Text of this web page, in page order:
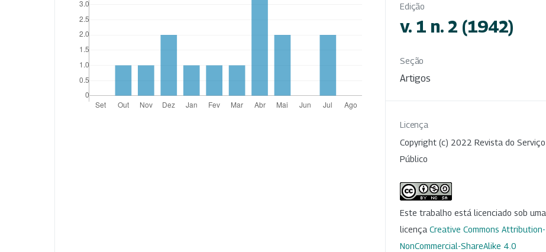
Edição
v. 1 n. 2 (1942)
Seção
Artigos
Licença
Copyright (c) 2022 Revista do Serviço
Público
Este trabalho está licenciado sob uma
licença Creative Commons Attribution-
NonCommercial-ShareAlike 4.0